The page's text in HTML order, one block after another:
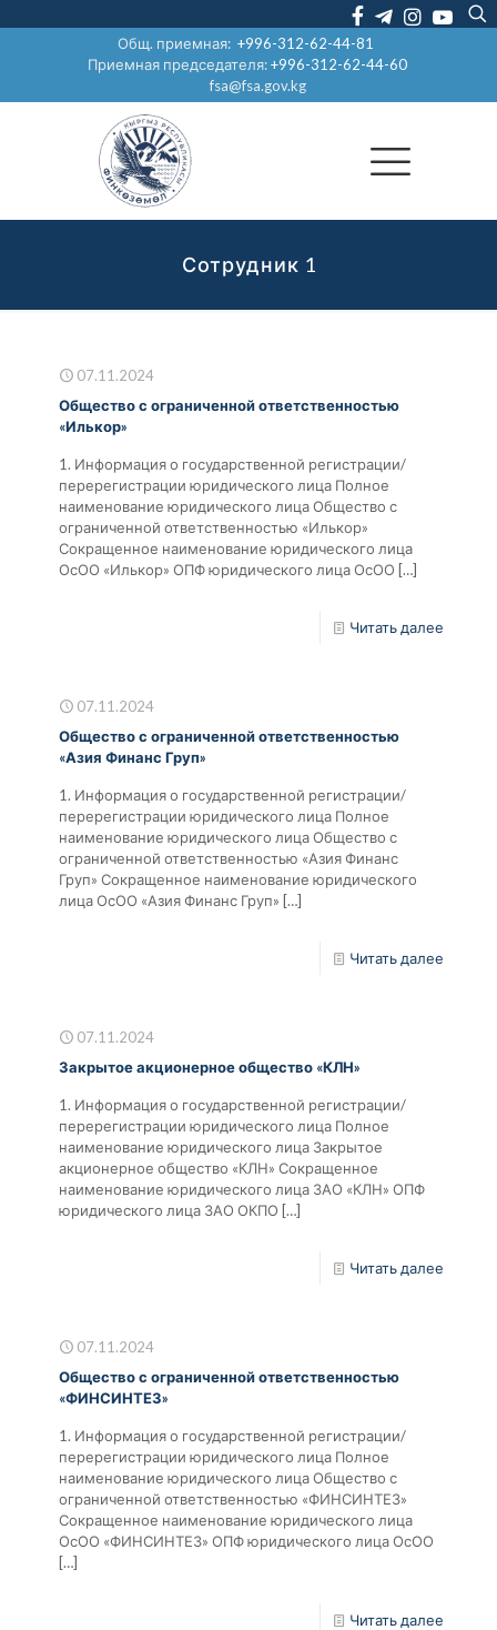
Общ. приемная:+996-312-62-44-81
Приемная председателя:+996-312-62-44-60
fsa@fsa.gov.kg
Сотрудник 1
07.11.2024
Общество с ограниченной ответственностью
«Илькор»
1. Информация о государственной регистрации/
перерегистрации юридического лица Полное
наименование юридического лица Общество с
ограниченной ответственностью «Илькор»
Сокращенное наименование юридического лица
ОсОО «Илькор» ОПФ юридического лица ОсОО […]
Читать далее
07.11.2024
Общество с ограниченной ответственностью
«Азия Финанс Груп»
1. Информация о государственной регистрации/
перерегистрации юридического лица Полное
наименование юридического лица Общество с
ограниченной ответственностью «Азия Финанс
Груп» Сокращенное наименование юридического
лица ОсОО «Азия Финанс Груп» […]
Читать далее
07.11.2024
Закрытое акционерное общество «КЛН»
1. Информация о государственной регистрации/
перерегистрации юридического лица Полное
наименование юридического лица Закрытое
акционерное общество «КЛН» Сокращенное
наименование юридического лица ЗАО «КЛН» ОПФ
юридического лица ЗАО ОКПО […]
Читать далее
07.11.2024
Общество с ограниченной ответственностью
«ФИНСИНТЕЗ»
1. Информация о государственной регистрации/
перерегистрации юридического лица Полное
наименование юридического лица Общество с
ограниченной ответственностью «ФИНСИНТЕЗ»
Сокращенное наименование юридического лица
ОсОО «ФИНСИНТЕЗ» ОПФ юридического лица ОсОО
[…]
Читать далее